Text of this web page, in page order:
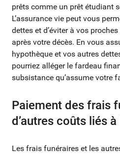
prêts comme un prêt étudiant
L’assurance vie peut vous
dettes et d’éviter à vos
après votre décès. En vous
hypothèque et vos autres
pourriez alléger le fardeau
subsistance qu’assume votre
Paiement des frais
d’autres coûts liés
Les frais funéraires et les